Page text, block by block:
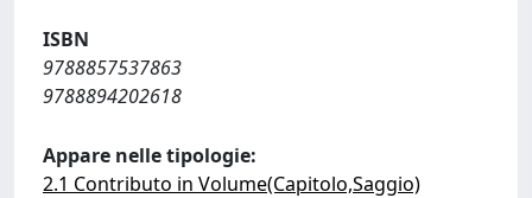
ISBN
9788857537863
9788894202618
Appare nelle tipologie:
2.1 Contributo in Volume(Capitolo,Saggio)